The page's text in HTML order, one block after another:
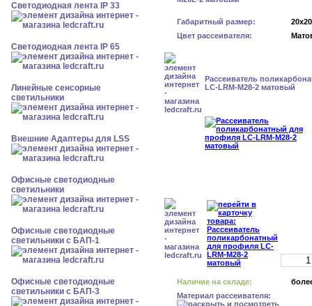
Светодиодная лента IP 33
Светодиодная лента IP 65
Линейные сенсорные
светильники
Внешние Адаптеры для LSS
Офисные светодиодные
светильники
Офисные светодиодные
светильники с БАП-1
Офисные светодиодные
светильники с БАП-3
Габаритный размер:
Цвет рассеивателя:
Рассеиватель
LC-LRM-M28-2 матовый
Наличие на складе:
Материал рассеивателя: